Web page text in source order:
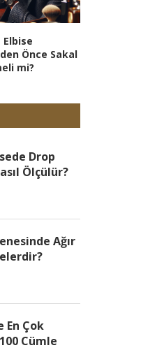
Elbise
Önce Sakal
mi?
Drop
Ölçülür?
Ağır
En Çok
Cümle